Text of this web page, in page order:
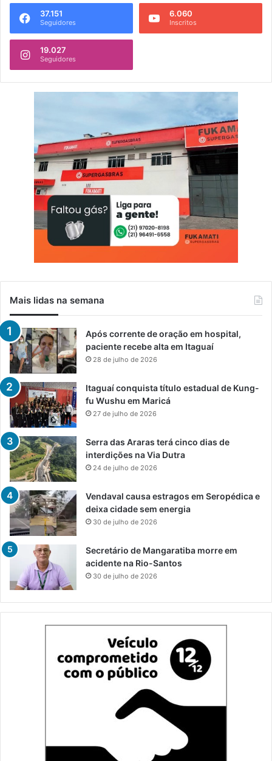
37.151
Seguidores
6.060
Inscritos
19.027
Seguidores
Mais lidas na semana
Após corrente de oração em hospital,
paciente recebe alta em Itaguaí
28 de julho de 2026
Itaguaí conquista título estadual de Kung-
fu Wushu em Maricá
27 de julho de 2026
Serra das Araras terá cinco dias de
interdições na Via Dutra
24 de julho de 2026
Vendaval causa estragos em Seropédica e
deixa cidade sem energia
30 de julho de 2026
Secretário de Mangaratiba morre em
acidente na Rio-Santos
30 de julho de 2026